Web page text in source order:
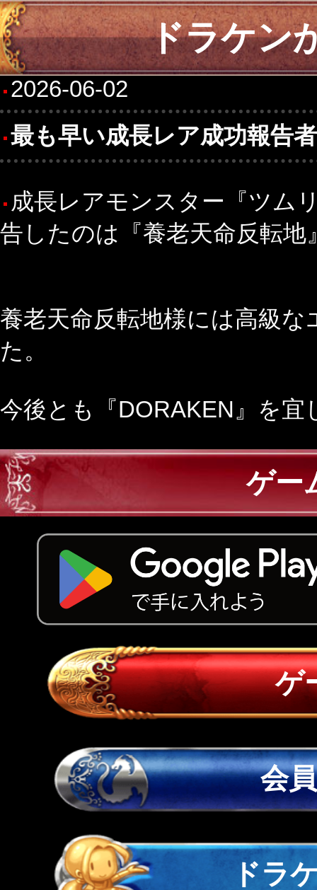
ドラケン
2026-06-02
最も早い成長レア成功報告
成長レアモンスター『ツム
告したのは『養老天命反転地
養老天命反転地様には高級
た。
今後とも『DORAKEN』を
ゲー
ゲ
会
ドラ